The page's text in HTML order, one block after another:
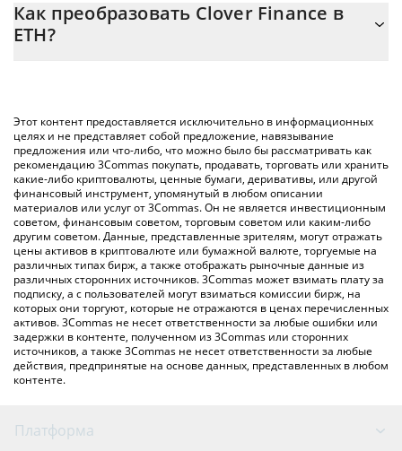
рассчитать цену конвертации CLV в ETH, просто введя сумму
Clover Finance в соответствующее поле, и автоматически
цен Clover Finance, чтобы проверить последние цены на
Clover Finance в основных фиатных и криптовалютах.
Как преобразовать Clover Finance в
ETH?
Этот контент предоставляется исключительно в информационных
целях и не представляет собой предложение, навязывание
предложения или что-либо, что можно было бы рассматривать как
рекомендацию 3Commas покупать, продавать, торговать или хранить
какие-либо криптовалюты, ценные бумаги, деривативы, или другой
финансовый инструмент, упомянутый в любом описании
материалов или услуг от 3Commas. Он не является инвестиционным
советом, финансовым советом, торговым советом или каким-либо
другим советом. Данные, представленные зрителям, могут отражать
цены активов в криптовалюте или бумажной валюте, торгуемые на
различных типах бирж, а также отображать рыночные данные из
различных сторонних источников. 3Commas может взимать плату за
подписку, а с пользователей могут взиматься комиссии бирж, на
которых они торгуют, которые не отражаются в ценах перечисленных
активов. 3Commas не несет ответственности за любые ошибки или
задержки в контенте, полученном из 3Commas или сторонних
источников, а также 3Commas не несет ответственности за любые
действия, предпринятые на основе данных, представленных в любом
контенте.
Платформа